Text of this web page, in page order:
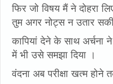
फिर जो विषय मैं ने दोहरा
तुम अगर नोट्स न उतार सकी
कापियां देने के साथ
में भी उसे समझा दिया ।
वंदना अब परीक्षा खत्म होने